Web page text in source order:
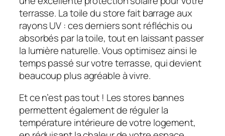
terrasse. La toile du store fait barrage aux
rayons UV : ces derniers sont réfléchis ou
absorbés par la toile, tout en laissant passer
la lumière naturelle. Vous optimisez ainsi le
temps passé sur votre terrasse, qui devient
beaucoup plus agréable à vivre.
Et ce n’est pas tout ! Les stores bannes
permettent également de réguler la
température intérieure de votre logement,